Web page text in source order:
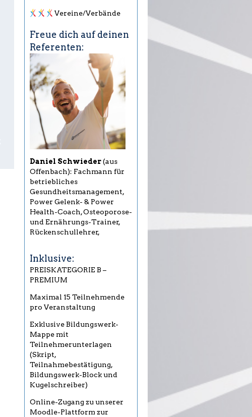
Vereine/Verbände
Freue dich auf deinen
Referenten:
Daniel Schwieder(aus
Offenbach): Fachmann für
betriebliches
Gesundheitsmanagement,
Power Gelenk- & Power
Health-Coach, Osteoporose-
und Ernährungs-Trainer,
Rückenschullehrer,
Inklusive:
PREISKATEGORIE B –
PREMIUM
Maximal 15 Teilnehmende
pro Veranstaltung
Exklusive Bildungswerk-
Mappe mit
Teilnehmerunterlagen
(Skript,
Teilnahmebestätigung,
Bildungswerk-Block und
Kugelschreiber)
Online-Zugang zu unserer
Moodle-Plattform zur